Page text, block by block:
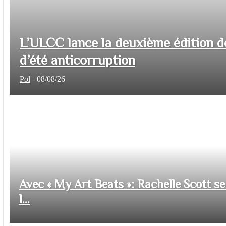
L’ULCC lance la deuxième édition
d’été anticorruption
Pol - 08/08/26
Avec « My Art Beats »: Rachelle Scott
l...